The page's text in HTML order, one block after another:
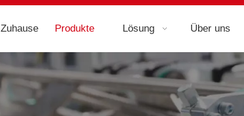
Zuhause Produkte Lösung Über uns